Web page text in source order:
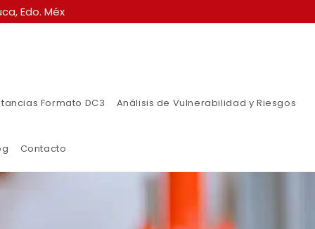
Edo. Méx
Formato DC3 Análisis de Vulnerabilidad y Riesgos
Contacto